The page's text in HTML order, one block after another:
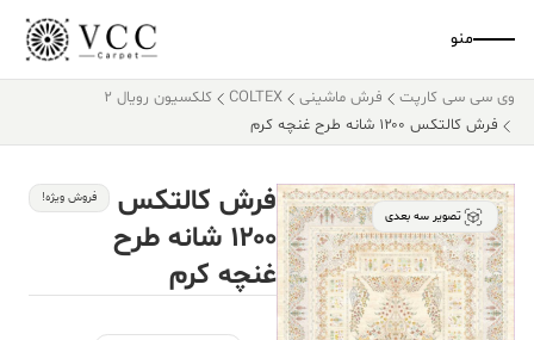
منو
وی سی سی کارپت فرش ماشینی COLTEX
کلکسیون رویال 2
فرش کالتکس ۱۲۰۰ شانه طرح غنچه کرم
تصویر سه بعدی
فرش کالتکس
۱۲۰۰ شانه طرح
غنچه کرم
فروش ویژه!